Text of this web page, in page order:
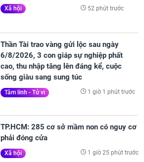
Xã hội 52 phút trước
Thần Tài trao vàng gửi lộc sau ngày
6/8/2026, 3 con giáp sự nghiệp phất
cao, thu nhập tăng lên đáng kể, cuộc
sống giàu sang sung túc
Tâm linh - Tử vi 1 giờ 1 phút trước
TP.HCM: 285 cơ sở mầm non có nguy cơ
phải đóng cửa
Xã hội 1 giờ 25 phút trước